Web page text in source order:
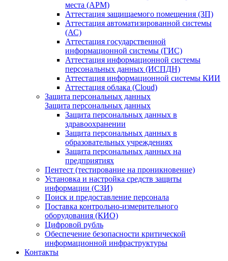
места (АРМ)
Аттестация защищаемого помещения (ЗП)
Аттестация автоматизированной системы
(АС)
Аттестация государственной
информационной системы (ГИС)
Аттестация информационной системы
персональных данных (ИСПДН)
Аттестация информационной системы КИИ
Аттестация облака (Cloud)
Защита персональных данных
Защита персональных данных
Защита персональных данных в
здравоохранении
Защита персональных данных в
образовательных учреждениях
Защита персональных данных на
предприятиях
Пентест (тестирование на проникновение)
Установка и настройка средств защиты
информации (СЗИ)
Поиск и предоставление персонала
Поставка контрольно-измерительного
оборудования (КИО)
Цифровой рубль
Обеспечение безопасности критической
информационной инфраструктуры
Контакты